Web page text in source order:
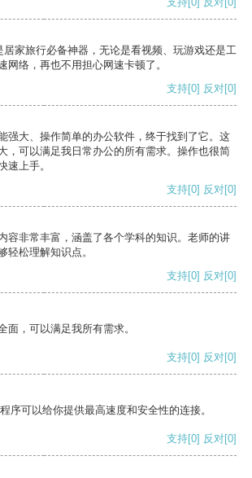
居家旅行必备神器，无论是看视频、玩游戏还是工
网络，再也不用担心网速卡顿了。
支持[0] 反对[0]
强大、操作简单的办公软件，终于找到了它。这
，可以满足我日常办公的所有需求。操作也很简
速上手。
支持[0] 反对[0]
容非常丰富，涵盖了各个学科的知识。老师的讲
轻松理解知识点。
支持[0] 反对[0]
面，可以满足我所有需求。
支持[0] 反对[0]
序可以给你提供最高速度和安全性的连接。
支持[0] 反对[0]